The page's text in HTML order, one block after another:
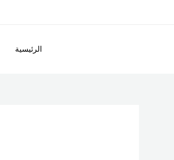
الرئيسية